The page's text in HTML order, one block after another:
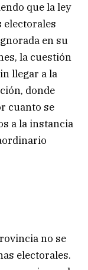
que la ley
electorales
en su
la cuestión
llegar a la
donde
cuanto se
a la instancia
no se
electorales.